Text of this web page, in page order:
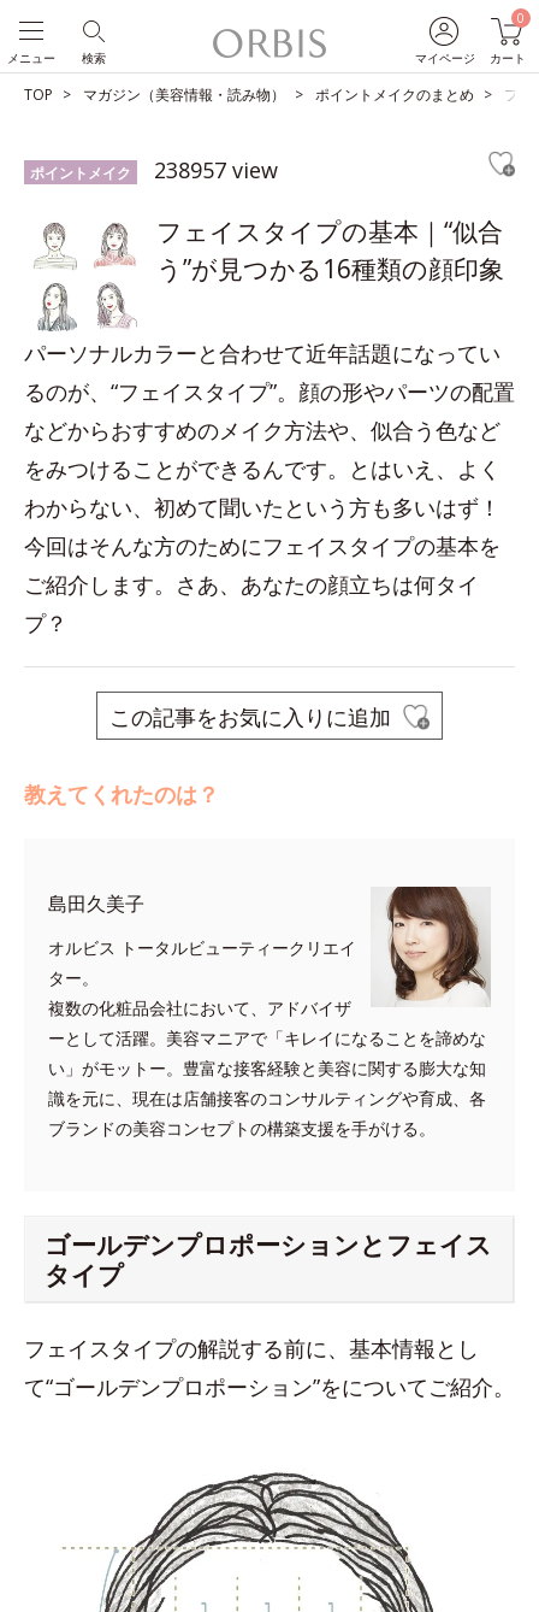
マイページ
0
カート
検索
メニュー
TOP マガジン（美容情報・読み物） ポイントメイクのまとめ フェ
ポイントメイク 238957 view
フェイスタイプの基本｜“似合
う”が見つかる16種類の顔印象
パーソナルカラーと合わせて近年話題になってい
るのが、“フェイスタイプ”。顔の形やパーツの配置
などからおすすめのメイク方法や、似合う色など
をみつけることができるんです。とはいえ、よく
わからない、初めて聞いたという方も多いはず！
今回はそんな方のためにフェイスタイプの基本を
ご紹介します。さあ、あなたの顔立ちは何タイ
プ？
この記事をお気に入りに追加
教えてくれたのは？
島田久美子
オルビス トータルビューティークリエイ
ター。
複数の化粧品会社において、アドバイザ
ーとして活躍。美容マニアで「キレイになることを諦めな
い」がモットー。豊富な接客経験と美容に関する膨大な知
識を元に、現在は店舗接客のコンサルティングや育成、各
ブランドの美容コンセプトの構築支援を手がける。
ゴールデンプロポーションとフェイス
タイプ
フェイスタイプの解説する前に、基本情報とし
て“ゴールデンプロポーション”をについてご紹介。